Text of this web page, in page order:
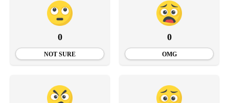
0
NOT SURE
0
OMG